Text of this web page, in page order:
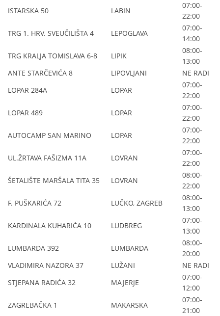
ISTARSKA 50
LABIN
07:00-
22:00
TRG 1. HRV. SVEUČILIŠTA 4
LEPOGLAVA
07:00-
14:00
TRG KRALJA TOMISLAVA 6-8
LIPIK
08:00-
13:00
ANTE STARČEVIĆA 8
LIPOVLJANI
NE RADI
LOPAR 284A
LOPAR
07:00-
22:00
LOPAR 489
LOPAR
07:00-
22:00
AUTOCAMP SAN MARINO
LOPAR
07:00-
22:00
UL.ŽRTAVA FAŠIZMA 11A
LOVRAN
07:00-
22:00
ŠETALIŠTE MARŠALA TITA 35
LOVRAN
08:00-
22:00
F. PUŠKARIĆA 72
LUČKO, ZAGREB
08:00-
13:00
KARDINALA KUHARIĆA 10
LUDBREG
07:00-
13:00
LUMBARDA 392
LUMBARDA
08:00-
20:00
VLADIMIRA NAZORA 37
LUŽANI
NE RADI
STJEPANA RADIĆA 32
MAJERJE
07:00-
12:00
ZAGREBAČKA 1
MAKARSKA
07:00-
21:00